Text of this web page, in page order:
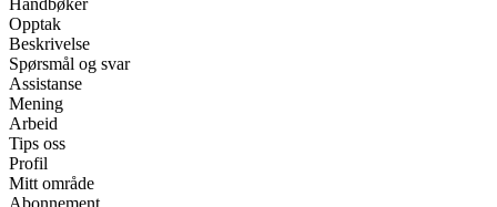
Håndbøker
Opptak
Beskrivelse
Spørsmål og svar
Assistanse
Mening
Arbeid
Tips oss
Profil
Mitt område